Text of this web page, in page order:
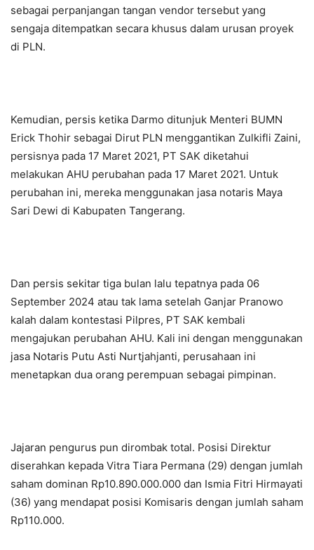
sebagai perpanjangan tangan vendor tersebut yang
sengaja ditempatkan secara khusus dalam urusan proyek
di PLN.
Kemudian, persis ketika Darmo ditunjuk Menteri BUMN
Erick Thohir sebagai Dirut PLN menggantikan Zulkifli Zaini,
persisnya pada 17 Maret 2021, PT SAK diketahui
melakukan AHU perubahan pada 17 Maret 2021. Untuk
perubahan ini, mereka menggunakan jasa notaris Maya
Sari Dewi di Kabupaten Tangerang.
Dan persis sekitar tiga bulan lalu tepatnya pada 06
September 2024 atau tak lama setelah Ganjar Pranowo
kalah dalam kontestasi Pilpres, PT SAK kembali
mengajukan perubahan AHU. Kali ini dengan menggunakan
jasa Notaris Putu Asti Nurtjahjanti, perusahaan ini
menetapkan dua orang perempuan sebagai pimpinan.
Jajaran pengurus pun dirombak total. Posisi Direktur
diserahkan kepada Vitra Tiara Permana (29) dengan jumlah
saham dominan Rp10.890.000.000 dan Ismia Fitri Hirmayati
(36) yang mendapat posisi Komisaris dengan jumlah saham
Rp110.000.